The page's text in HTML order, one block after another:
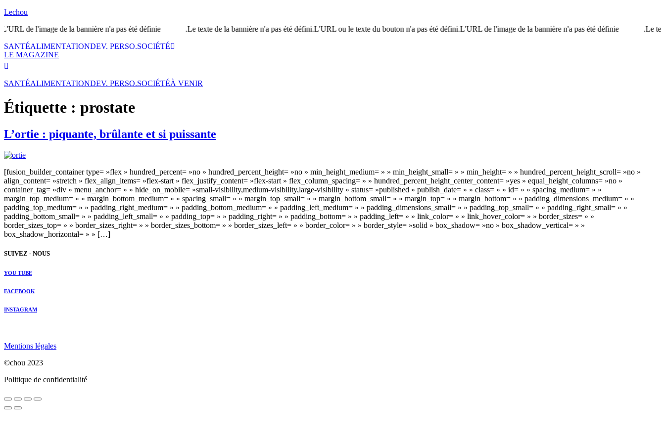
Lechou
de l'image de la bannière n'a pas été définie.
Le texte de la bannière n'a pas été défini.L'URL ou le texte du bouton n'a pas été défini.L'URL de l'image de la bannière n'a pas été définie. Le
SANTÉALIMENTATIONDEV. PERSO.SOCIÉTÉ
LE MAGAZINE
SANTÉALIMENTATIONDEV. PERSO.SOCIÉTÉÀ VENIR
Étiquette : prostate
L’ortie : piquante, brûlante et si puissante
[fusion_builder_container type= »flex » hundred_percent= »no » hundred_percent_height= »no » min_height_medium= » » min_height_small= » » min_height= » » hundred_percent_height_scroll= »no »
align_content= »stretch » flex_align_items= »flex-start » flex_justify_content= »flex-start » flex_column_spacing= » » hundred_percent_height_center_content= »yes » equal_height_columns= »no »
container_tag= »div » menu_anchor= » » hide_on_mobile= »small-visibility,medium-visibility,large-visibility » status= »published » publish_date= » » class= » » id= » » spacing_medium= » »
margin_top_medium= » » margin_bottom_medium= » » spacing_small= » » margin_top_small= » » margin_bottom_small= » » margin_top= » » margin_bottom= » » padding_dimensions_medium= » »
padding_top_medium= » » padding_right_medium= » » padding_bottom_medium= » » padding_left_medium= » » padding_dimensions_small= » » padding_top_small= » » padding_right_small= » »
padding_bottom_small= » » padding_left_small= » » padding_top= » » padding_right= » » padding_bottom= » » padding_left= » » link_color= » » link_hover_color= » » border_sizes= » »
border_sizes_top= » » border_sizes_right= » » border_sizes_bottom= » » border_sizes_left= » » border_color= » » border_style= »solid » box_shadow= »no » box_shadow_vertical= » »
box_shadow_horizontal= » » […]
SUIVEZ - NOUS
YOU TUBE
FACEBOOK
INSTAGRAM
Mentions légales
©chou 2023
Politique de confidentialité